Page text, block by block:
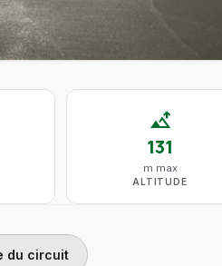
altitude
131
m max
ALTITUDE
du circuit